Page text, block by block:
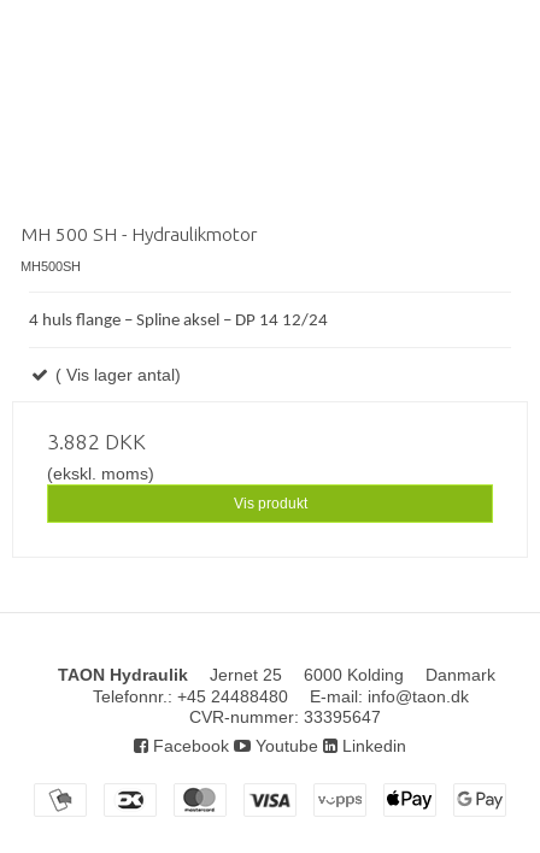
MH 500 SH - Hydraulikmotor
MH500SH
4 huls flange – Spline aksel – DP 14 12/24
( Vis lager antal)
3.882 DKK
(ekskl. moms)
Vis produkt
TAON Hydraulik Jernet 25 6000 Kolding
Danmark
Telefonnr. : +45 24488480 E-mail: info@taon.dk
CVR-nummer: 33395647
Facebook
Youtube Linkedin